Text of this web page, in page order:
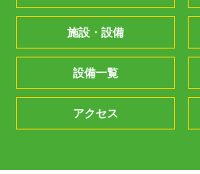
施設・設備
設備一覧
アクセス